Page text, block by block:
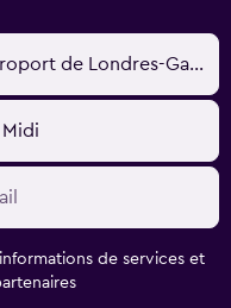
Londres, Royaume-Uni - Aéroport de Londres-Gatwick (LGW)
Midi
de services et